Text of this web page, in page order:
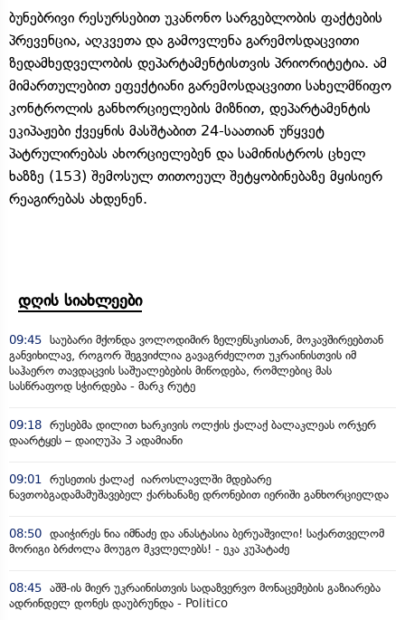
ბუნებრივი რესურსებით უკანონო სარგებლობის ფაქტების
პრევენცია, აღკვეთა და გამოვლენა გარემოსდაცვითი
ზედამხედველობის დეპარტამენტისთვის პრიორიტეტია. ამ
მიმართულებით ეფექტიანი გარემოსდაცვითი სახელმწიფო
კონტროლის განხორციელების მიზნით, დეპარტამენტის
ეკიპაჟები ქვეყნის მასშტაბით 24-საათიან უწყვეტ
პატრულირებას ახორციელებენ და სამინისტროს ცხელ
ხაზზე (153) შემოსულ თითოეულ შეტყობინებაზე მყისიერ
რეაგირებას ახდენენ.
დღის სიახლეები
09:45 საუბარი მქონდა ვოლოდიმირ ზელენსკისთან, მოკავშირეებთან
განვიხილავ, როგორ შეგვიძლია გავაგრძელოთ უკრაინისთვის იმ
საჰაერო თავდაცვის საშუალებების მიწოდება, რომლებიც მას
სასწრაფოდ სჭირდება - მარკ რუტე
09:18 რუსებმა დილით ხარკივის ოლქის ქალაქ ბალაკლეას ორჯერ
დაარტყეს – დაიღუპა 3 ადამიანი
09:01
რუსეთის ქალაქ იაროსლავლში მდებარე
ნავთობგადამამუშავებელ ქარხანაზე დრონებით იერიში განხორციელდა
08:50 დაიჭირეს ნია იმნაძე და ანასტასია ბერუაშვილი! საქართველომ
მორიგი ბრძოლა მოუგო მკვლელებს! - ეკა კუპატაძე
08:45 აშშ-ის მიერ უკრაინისთვის სადაზვერვო მონაცემების გაზიარება
ადრინდელ დონეს დაუბრუნდა - Politico